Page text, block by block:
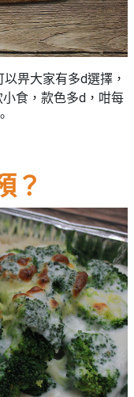
畀大家有多d選擇，
食，款色多d，咁每
？